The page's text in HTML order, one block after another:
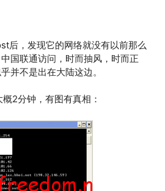
后，发现它的网络就没有以前那么
国联通访问，时而抽风，时而正
并不是出在大陆这边。
2分钟，有图有真相：